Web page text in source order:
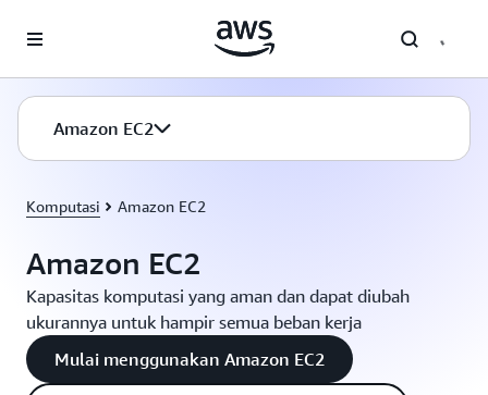
Amazon EC2
Komputasi Amazon EC2
Amazon EC2
Kapasitas komputasi yang aman dan dapat diubah
ukurannya untuk hampir semua beban kerja
Mulai menggunakan Amazon EC2